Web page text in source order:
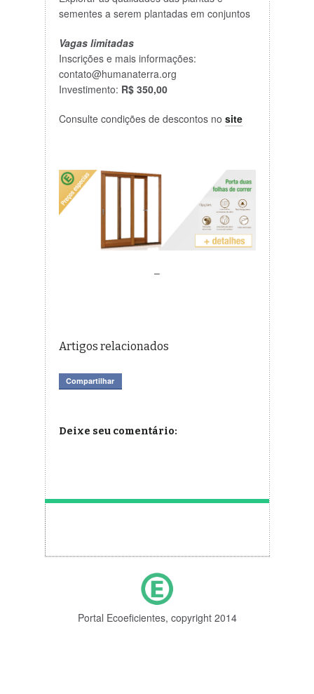
sementes a serem plantadas em conjuntos
Vagas limitadas
Inscrições e mais informações:
contato@humanaterra.org
Investimento: R$ 350,00
Consulte condições de descontos no site
–
Artigos relacionados
Compartilhar
Deixe seu comentário:
Portal Ecoeficientes, copyright 2014